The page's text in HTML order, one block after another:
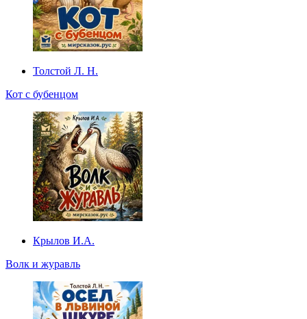
Толстой Л. Н.
Кот с бубенцом
Крылов И.А.
Волк и журавль